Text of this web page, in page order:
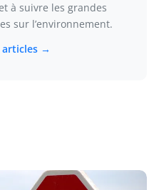
à suivre les grandes
sur l’environnement.
articles →